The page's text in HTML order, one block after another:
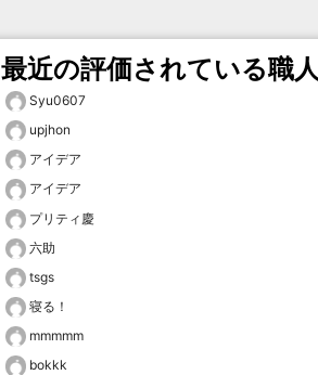
最近の評価されている職人
Syu0607
upjhon
アイデア
アイデア
プリティ慶
六助
tsgs
寝る！
mmmmm
bokkk